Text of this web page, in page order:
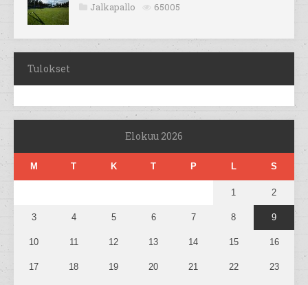
Jalkapallo 65005
Tulokset
Elokuu 2026
M T K T P L S
1 2
3 4 5 6 7 8 9
10 11 12 13 14 15 16
17 18 19 20 21 22 23